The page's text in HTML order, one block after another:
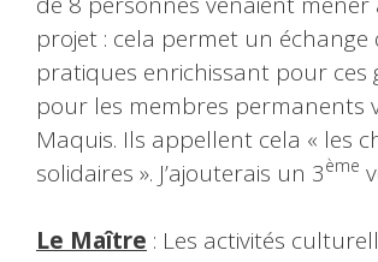
projet : cela permet un échange
pratiques enrichissant pour ces
pour les membres permanents
Maquis. Ils appellent cela « les
solidaires ». J’ajouterais un 3ème
Le Maître : Les activités